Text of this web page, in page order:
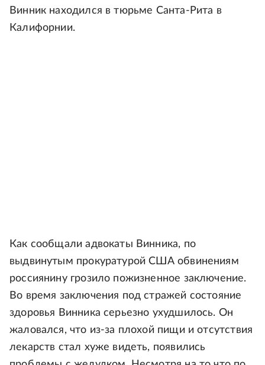
Винник находился в тюрьме Санта-Рита в
Калифорнии.
Как сообщали адвокаты Винника, по
выдвинутым прокуратурой США обвинениям
россиянину грозило пожизненное заключение.
Во время заключения под стражей состояние
здоровья Винника серьезно ухудшилось. Он
жаловался, что из-за плохой пищи и отсутствия
лекарств стал хуже видеть, появились